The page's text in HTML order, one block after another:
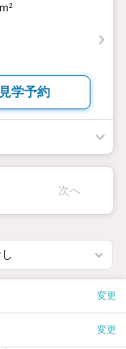
見学予約
次へ
変更
変更